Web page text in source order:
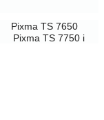
Pixma TS 7650
Pixma TS 7750 i